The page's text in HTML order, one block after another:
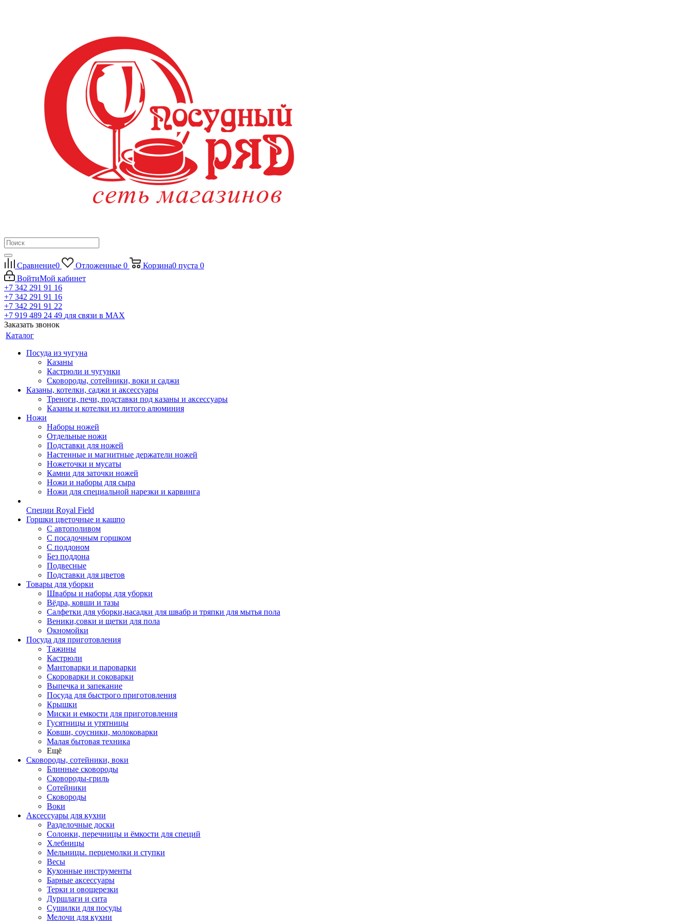
Сравнение0 Отложенные 0 Корзина0 пуста 0
ВойтиМой кабинет
+7 342 291 91 16
+7 342 291 91 16
+7 342 291 91 22
+7 919 489 24 49 для связи в МАХ
Заказать звонок
Каталог
Посуда из чугуна
Казаны
Кастрюли и чугунки
Сковороды, сотейники, воки и саджи
Казаны, котелки, саджи и аксессуары
Треноги, печи, подставки под казаны и аксессуары
Казаны и котелки из литого алюминия
Ножи
Наборы ножей
Отдельные ножи
Подставки для ножей
Настенные и магнитные держатели ножей
Ножеточки и мусаты
Камни для заточки ножей
Ножи и наборы для сыра
Ножи для специальной нарезки и карвинга
Специи Royal Field
Горшки цветочные и кашпо
С автополивом
С посадочным горшком
С поддоном
Без поддона
Подвесные
Подставки для цветов
Товары для уборки
Швабры и наборы для уборки
Вёдра, ковши и тазы
Салфетки для уборки,насадки для швабр и тряпки для мытья пола
Веники,совки и щетки для пола
Окномойки
Посуда для приготовления
Тажины
Кастрюли
Мантоварки и пароварки
Скороварки и соковарки
Выпечка и запекание
Посуда для быстрого приготовления
Крышки
Миски и емкости для приготовления
Гусятницы и утятницы
Ковши, соусники, молоковарки
Малая бытовая техника
Ещё
Сковороды, сотейники, воки
Блинные сковороды
Сковороды-гриль
Сотейники
Сковороды
Воки
Аксессуары для кухни
Разделочные доски
Солонки, перечницы и ёмкости для специй
Хлебницы
Мельницы. перцемолки и ступки
Весы
Кухонные инструменты
Барные аксессуары
Терки и овощерезки
Дуршлаги и сита
Сушилки для посуды
Мелочи для кухни